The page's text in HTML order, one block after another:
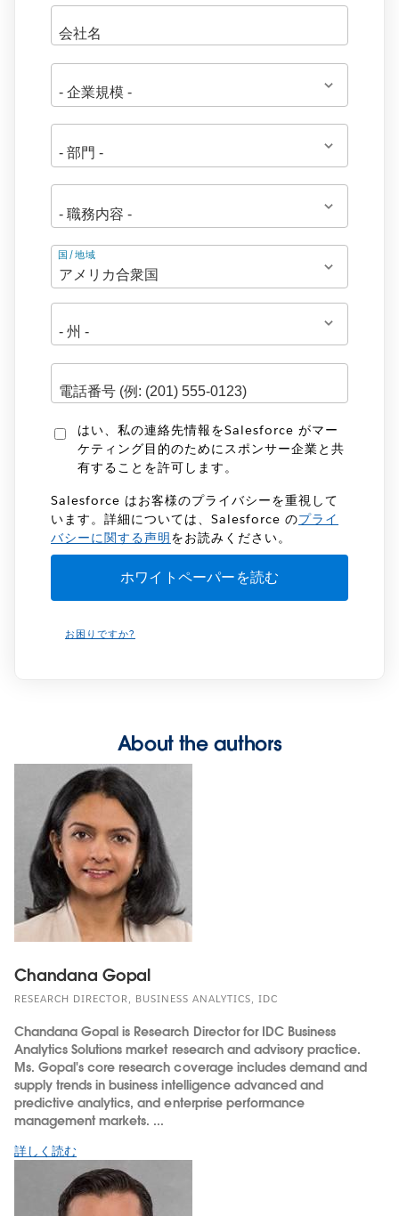
住
所
国/地域
はい、私の連絡先情報をSalesforce がマー
ケティング目的のためにスポンサー企業と共
有することを許可します。
Salesforce はお客様のプライバシーを重視して
います。詳細については、Salesforce のプライ
バシーに関する声明をお読みください。
お困りですか?
About the authors
Chandana Gopal
RESEARCH DIRECTOR, BUSINESS ANALYTICS, IDC
Chandana Gopal is Research Director for IDC Business
Analytics Solutions market research and advisory practice.
Ms. Gopal's core research coverage includes demand and
supply trends in business intelligence advanced and
predictive analytics, and enterprise performance
management markets. ...
詳しく読む